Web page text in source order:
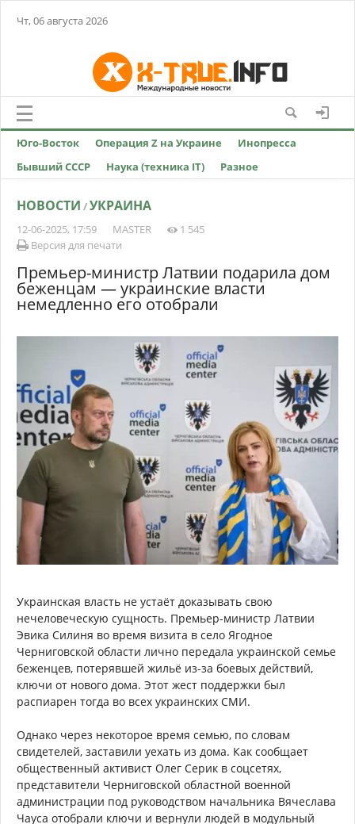
Чт, 06 августа 2026
Юго-Восток Операция Z на Украине
Инопресса
Бывший СССР
Наука (техника IT) Разное
НОВОСТИ /УКРАИНА
12-06-2025, 17:59 MASTER
1 545
Версия для печати
Премьер-министр Латвии подарила дом
беженцам — украинские власти
немедленно его отобрали
Украинская власть не устаёт доказывать свою
нечеловеческую сущность. Премьер-министр Латвии
Эвика Силиня во время визита в село Ягодное
Черниговской области лично передала украинской семье
беженцев, потерявшей жильё из-за боевых действий,
ключи от нового дома. Этот жест поддержки был
распиарен тогда во всех украинских СМИ.
Однако через некоторое время семью, по словам
свидетелей, заставили уехать из дома. Как сообщает
общественный активист Олег Серик в соцсетях,
представители Черниговской областной военной
администрации под руководством начальника Вячеслава
Чауса отобрали ключи и вернули людей в модульный